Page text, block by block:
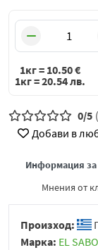
1кг = 10.50€
1кг =20.54лв.
0/5
Добави в
Информация за
Мнения от
Произход:
Марка: EL